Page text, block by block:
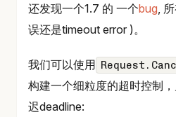
还发现一个1.7 的 一个bug ,
误还是timeout error )。
我们可以使用
构建一个细粒度的超时控制
迟deadline: